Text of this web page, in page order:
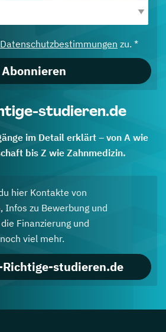
Datenschutzbestimmungen zu. *
Abonnieren
studieren.de
im Detail erklärt – von A wie
bis Z wie Zahnmedizin.
hier Kontakte von
Infos zu Bewerbung und
Finanzierung und
viel mehr.
studieren.de